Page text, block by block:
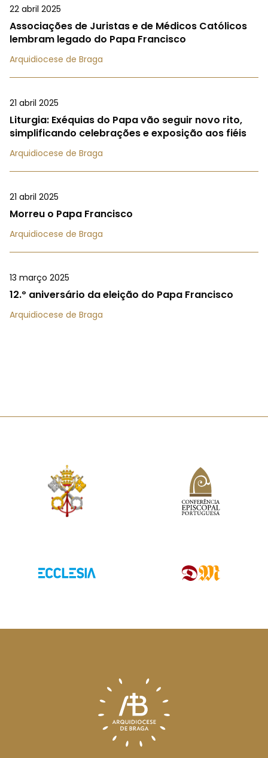
22 abril 2025
Associações de Juristas e de Médicos Católicos
lembram legado do Papa Francisco
Arquidiocese de Braga
21 abril 2025
Liturgia: Exéquias do Papa vão seguir novo rito,
simplificando celebrações e exposição aos fiéis
Arquidiocese de Braga
21 abril 2025
Morreu o Papa Francisco
Arquidiocese de Braga
13 março 2025
12.º aniversário da eleição do Papa Francisco
Arquidiocese de Braga